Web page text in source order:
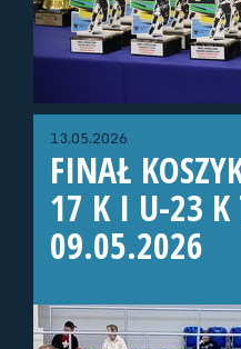
13.05.2026
FINAŁ
17 K I U-23 K
09.05.2026